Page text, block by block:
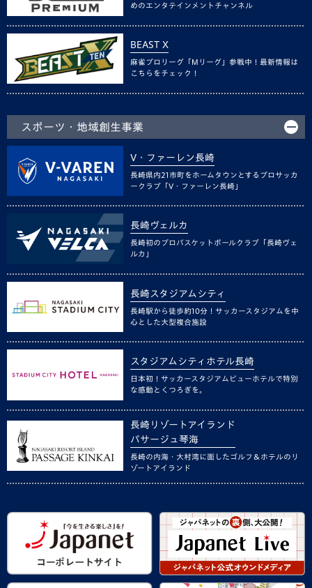
めのエンタテインメントチャンネル
BEAST X
麻雀プロリーグ「Mリーグ」参戦中！最新情報は
こちらをチェック！
スポーツ・地域創生事業
V・ファーレン長崎
長崎県内21市町をホームタウンとするプロサッカ
ークラブ「V・ファーレン長崎」
長崎ヴェルカ
長崎初のプロバスケットボールクラブ「長崎ヴェ
ルカ」
長崎スタジアムシティ
長崎駅から徒歩約10分！サッカースタジアムを中
心とした大型複合施設
スタジアムシティホテル長崎
日本初！サッカースタジアムビューホテルで特別
な感動とくつろぎを。
長崎リゾートアイランド
パサージュ琴海
長崎の内海・大村湾に面したゴルフ＆ホテルのリ
ゾートアイランド